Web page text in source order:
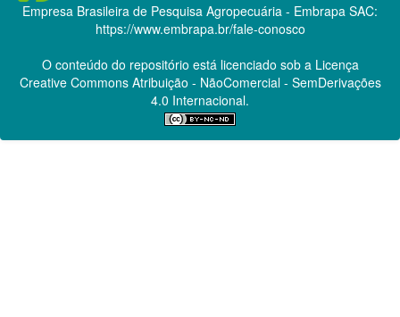
Empresa Brasileira de Pesquisa Agropecuária - Embrapa SAC:
https://www.embrapa.br/fale-conosco
O conteúdo do repositório está licenciado sob a Licença
Creative CommonsAtribuição - NãoComercial - SemDerivações
4.0 Internacional.